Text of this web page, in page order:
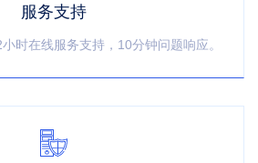
服务支持
时在线服务支持，10分钟问题响应。